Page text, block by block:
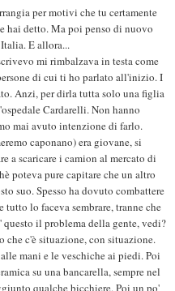
per motivi che tu certamente
hai detto. Ma poi penso di nuovo
E allora...
mi rimbalzava in testa come
di cui ti ho parlato all'inizio. I
Anzi, per dirla tutta solo una figlia
Cardarelli. Non hanno
mai avuto intenzione di farlo.
caponano) era giovane, si
a scaricare i camion al mercato di
poteva pure capitare che un altro
suo. Spesso ha dovuto combattere
tutto lo faceva sembrare, tranne che
questo il problema della gente, vedi?
che c'è situazione, con situazione.
mani e le veschiche ai piedi. Poi
su una bancarella, sempre nel
qualche bicchiere. Poi un po'